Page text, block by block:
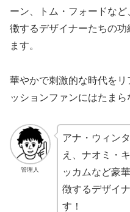
ーン、トム・フォードな
徴するデザイナーたちの
ます。
華やかで刺激的な時代を
ッションファンにはたまら
管理人
アナ・ウィン
え、ナオミ・
ッカムなど豪
徴するデザイ
す！